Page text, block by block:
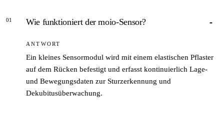
01 Wie funktioniert der moio-Sensor?
ANTWORT
Ein kleines Sensormodul wird mit einem elastischen Pflaster
auf dem Rücken befestigt und erfasst kontinuierlich Lage-
und Bewegungsdaten zur Sturzerkennung und
Dekubitusüberwachung.